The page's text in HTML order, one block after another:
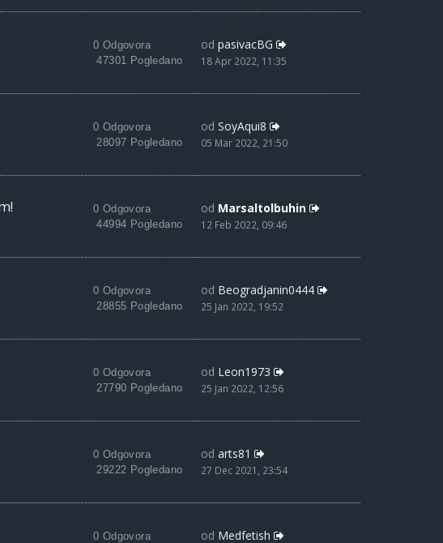
0 Odgovora
47301 Pogledano
od pasivacBG
18 Apr 2022, 11:35
0 Odgovora
28097 Pogledano
od SoyAqui8
05 Mar 2022, 21:50
0 Odgovora
44994 Pogledano
od Marsaltolbuhin
12 Feb 2022, 09:46
0 Odgovora
28855 Pogledano
od Beogradjanin0444
25 Jan 2022, 19:52
0 Odgovora
27790 Pogledano
od Leon1973
25 Jan 2022, 12:56
0 Odgovora
29222 Pogledano
od arts81
27 Dec 2021, 23:54
0 Odgovora
od Medfetish